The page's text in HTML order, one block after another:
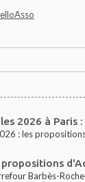
2026 à Paris :
: les
Barbès-